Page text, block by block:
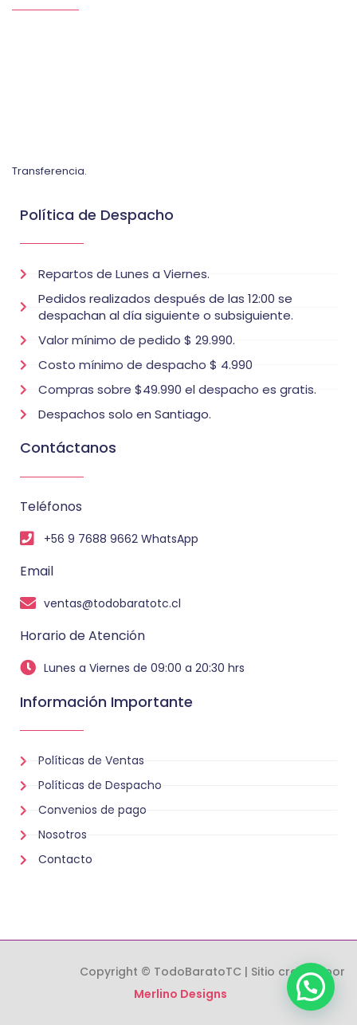
Transferencia.
Política de Despacho
Repartos de Lunes a Viernes.
Pedidos realizados después de las 12:00 se
despachan al día siguiente o subsiguiente.
Valor mínimo de pedido $ 29.990.
Costo mínimo de despacho $ 4.990
Compras sobre $49.990 el despacho es gratis.
Despachos solo en Santiago.
Contáctanos
Teléfonos
+56 9 7688 9662 WhatsApp
Email
ventas@todobaratotc.cl
Horario de Atención
Lunes a Viernes de 09:00 a 20:30 hrs
Información Importante
Políticas de Ventas
Políticas de Despacho
Convenios de pago
Nosotros
Contacto
Copyright © TodoBaratoTC | Sitio creado por
Merlino Designs